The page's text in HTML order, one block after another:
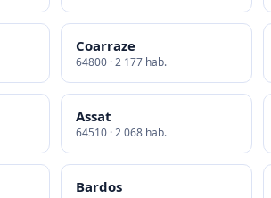
Coarraze
64800 · 2 177 hab.
Assat
64510 · 2 068 hab.
Bardos